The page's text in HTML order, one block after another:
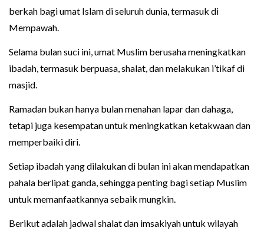
berkah bagi umat Islam di seluruh dunia, termasuk di
Mempawah.
Selama bulan suci ini, umat Muslim berusaha meningkatkan
ibadah, termasuk berpuasa, shalat, dan melakukan i’tikaf di
masjid.
Ramadan bukan hanya bulan menahan lapar dan dahaga,
tetapi juga kesempatan untuk meningkatkan ketakwaan dan
memperbaiki diri.
Setiap ibadah yang dilakukan di bulan ini akan mendapatkan
pahala berlipat ganda, sehingga penting bagi setiap Muslim
untuk memanfaatkannya sebaik mungkin.
Berikut adalah jadwal shalat dan imsakiyah untuk wilayah